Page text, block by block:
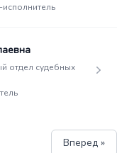
отдел судебных
Вперед »